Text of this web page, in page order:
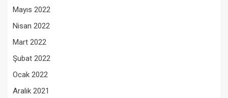
Mayıs 2022
Nisan 2022
Mart 2022
Şubat 2022
Ocak 2022
Aralık 2021